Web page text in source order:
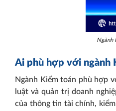
Ngành
Ai phù hợp với ngành
Ngành Kiểm toán phù hợp
luật và quản trị doanh
của thông tin tài chính,